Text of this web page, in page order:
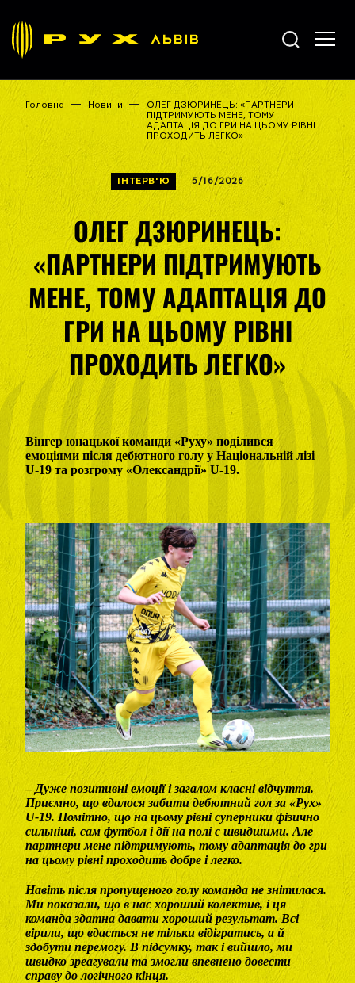
Головна Новини
ОЛЕГ ДЗЮРИНЕЦЬ: «ПАРТНЕРИ
ПІДТРИМУЮТЬ МЕНЕ, ТОМУ
АДАПТАЦІЯ ДО ГРИ НА ЦЬОМУ РІВНІ
ПРОХОДИТЬ ЛЕГКО»
ІНТЕРВ'Ю 5/16/2026
ОЛЕГ ДЗЮРИНЕЦЬ:
«ПАРТНЕРИ ПІДТРИМУЮТЬ
МЕНЕ, ТОМУ АДАПТАЦІЯ ДО
ГРИ НА ЦЬОМУ РІВНІ
ПРОХОДИТЬ ЛЕГКО»
Вінгер юнацької команди «Руху» поділився
емоціями після дебютного голу у Національній лізі
U-19 та розгрому «Олександрії» U-19.
– Дуже позитивні емоції і загалом класні відчуття.
Приємно, що вдалося забити дебютний гол за «Рух»
U-19. Помітно, що на цьому рівні суперники фізично
сильніші, сам футбол і дії на полі є швидшими. Але
партнери мене підтримують, тому адаптація до гри
на цьому рівні проходить добре і легко.
Навіть після пропущеного голу команда не знітилася.
Ми показали, що в нас хороший колектив, і ця
команда здатна давати хороший результат. Всі
вірили, що вдасться не тільки відігратись, а й
здобути перемогу. В підсумку, так і вийшло, ми
швидко зреагували та змогли впевнено довести
справу до логічного кінця.